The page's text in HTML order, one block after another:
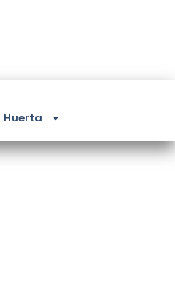
Huerta